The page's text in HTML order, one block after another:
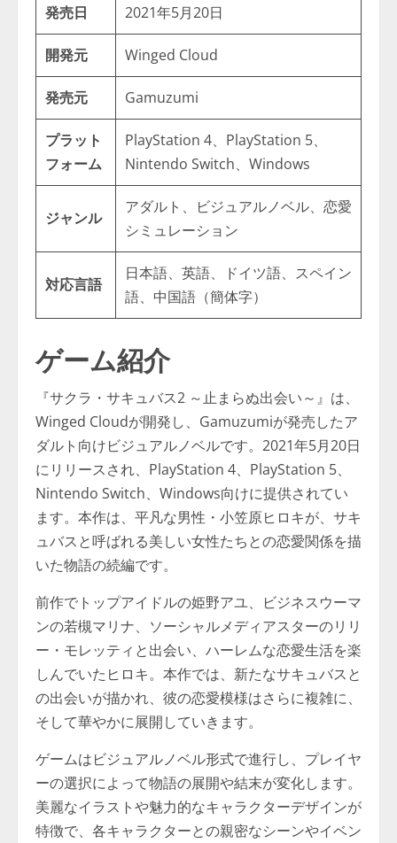
発売日 2021年5月20日
開発元 Winged Cloud
発売元 Gamuzumi
プラット
フォーム
PlayStation 4、PlayStation 5、
Nintendo Switch、Windows
ジャンル
アダルト、ビジュアルノベル、恋愛
シミュレーション
対応言語
日本語、英語、ドイツ語、スペイン
語、中国語（簡体字）
ゲーム紹介
『サクラ・サキュバス2 ～止まらぬ出会い～』は、
Winged Cloudが開発し、Gamuzumiが発売したア
ダルト向けビジュアルノベルです。2021年5月20日
にリリースされ、PlayStation 4、PlayStation 5、
Nintendo Switch、Windows向けに提供されてい
ます。本作は、平凡な男性・小笠原ヒロキが、サキ
ュバスと呼ばれる美しい女性たちとの恋愛関係を描
いた物語の続編です。
前作でトップアイドルの姫野アユ、ビジネスウーマ
ンの若槻マリナ、ソーシャルメディアスターのリリ
ー・モレッティと出会い、ハーレムな恋愛生活を楽
しんでいたヒロキ。本作では、新たなサキュバスと
の出会いが描かれ、彼の恋愛模様はさらに複雑に、
そして華やかに展開していきます。
ゲームはビジュアルノベル形式で進行し、プレイヤ
ーの選択によって物語の展開や結末が変化します。
美麗なイラストや魅力的なキャラクターデザインが
特徴で、各キャラクターとの親密なシーンやイベン